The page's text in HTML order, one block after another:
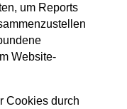
um Reports
Website-
Cookies durch